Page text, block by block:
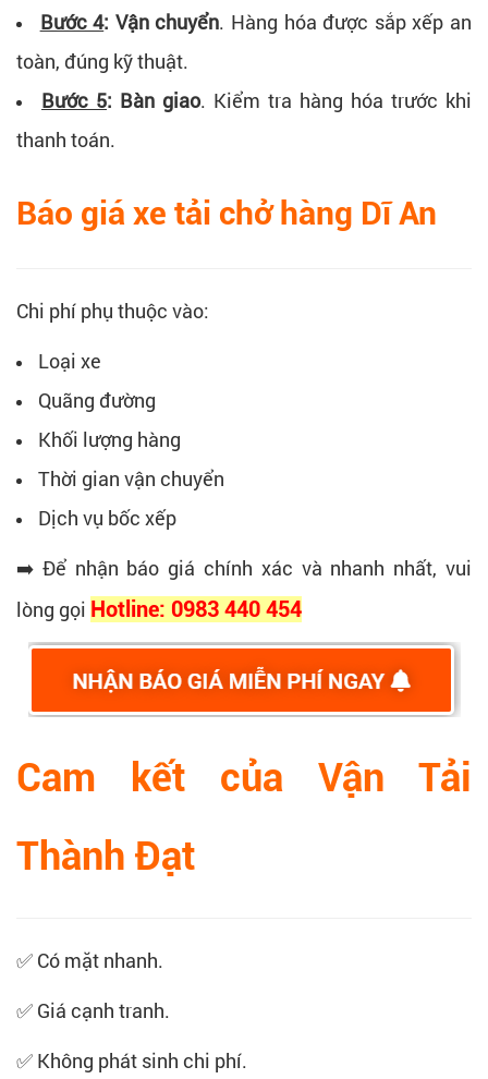
Bước 4: Vận chuyển. Hàng hóa được sắp xếp an
toàn, đúng kỹ thuật.
Bước 5: Bàn giao. Kiểm tra hàng hóa trước khi
thanh toán.
Báo giá xe tải chở hàng Dĩ An
Chi phí phụ thuộc vào:
Loại xe
Quãng đường
Khối lượng hàng
Thời gian vận chuyển
Dịch vụ bốc xếp
➡️ Để nhận báo giá chính xác và nhanh nhất, vui
lòng gọi Hotline: 0983 440 454
Cam kết của Vận Tải
Thành Đạt
✅ Có mặt nhanh.
✅ Giá cạnh tranh.
✅ Không phát sinh chi phí.